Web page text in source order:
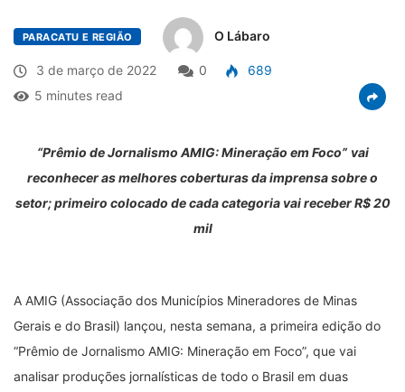
PARACATU E REGIÃO O Lábaro
3 de março de 2022 0
689
5 minutes read
“Prêmio de Jornalismo AMIG: Mineração em Foco” vai
reconhecer as melhores coberturas da imprensa sobre o
setor; primeiro colocado de cada categoria vai receber R$ 20
mil
A AMIG (Associação dos Municípios Mineradores de Minas
Gerais e do Brasil) lançou, nesta semana, a primeira edição do
“Prêmio de Jornalismo AMIG: Mineração em Foco”, que vai
analisar produções jornalísticas de todo o Brasil em duas